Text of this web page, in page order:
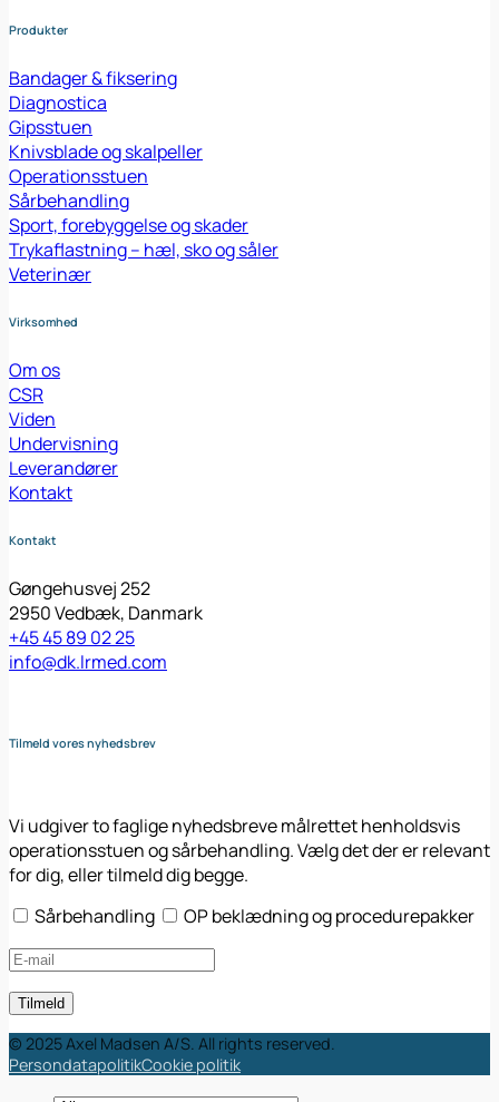
Produkter
Bandager & fiksering
Diagnostica
Gipsstuen
Knivsblade og skalpeller
Operationsstuen
Sårbehandling
Sport, forebyggelse og skader
Trykaflastning – hæl, sko og såler
Veterinær
Virksomhed
Om os
CSR
Viden
Undervisning
Leverandører
Kontakt
Kontakt
Gøngehusvej 252
2950 Vedbæk, Danmark
+45 45 89 02 25
info@dk.lrmed.com
Tilmeld vores nyhedsbrev
Vi udgiver to faglige nyhedsbreve målrettet henholdsvis
operationsstuen og sårbehandling. Vælg det der er relevant
for dig, eller tilmeld dig begge.
Sårbehandling
OP beklædning og procedurepakker
© 2025 Axel Madsen A/S. All rights reserved.
PersondatapolitikCookie politik